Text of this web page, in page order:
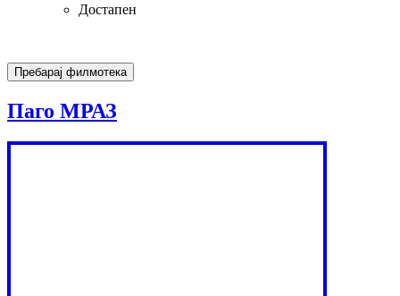
Достапен
Паго МРАЗ